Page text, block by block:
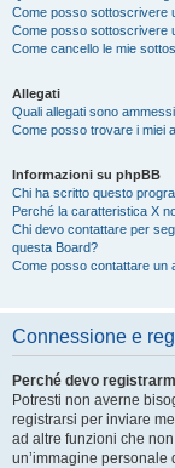
Come posso sottoscrivere
Come posso sottoscrivere
Come cancello le mie
Allegati
Quali allegati sono
Come posso trovare i miei
Informazioni su phpBB
Chi ha scritto questo
Perché la caratteristica X
Chi devo contattare per
questa Board?
Come posso contattare un
Connessione e
Perché devo
Potresti non averne
registrarsi per inviare
ad altre funzioni che
un’immagine